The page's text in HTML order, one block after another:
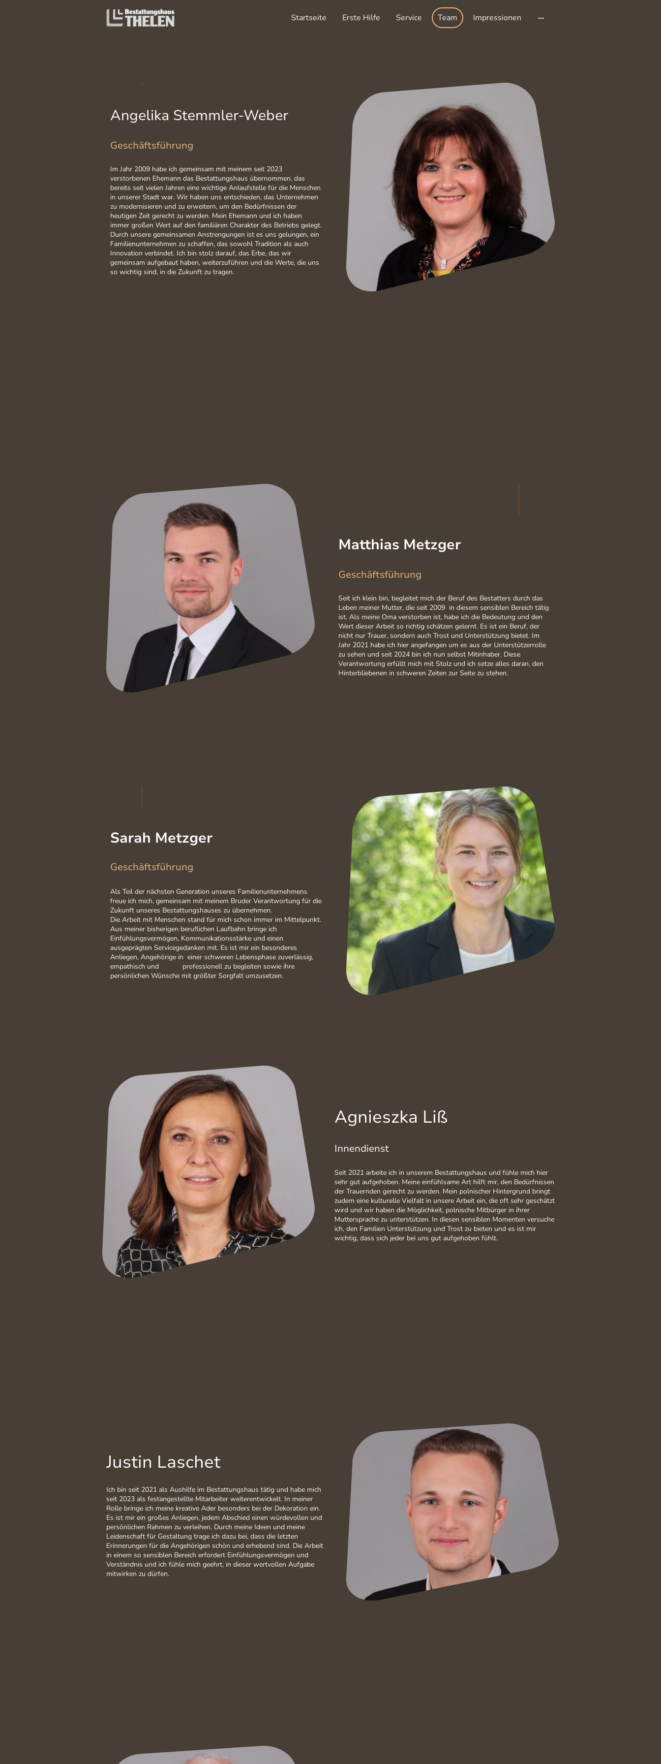
Startseite Erste Hilfe Service Team Impressionen
Angelika Stemmler-Weber
Geschäftsführung
Im Jahr 2009 habe ich gemeinsam mit meinem seit 2023
verstorbenen Ehemann das Bestattungshaus übernommen, das
bereits seit vielen Jahren eine wichtige Anlaufstelle für die Menschen
in unserer Stadt war. Wir haben uns entschieden, das Unternehmen
zu modernisieren und zu erweitern, um den Bedürfnissen der
heutigen Zeit gerecht zu werden. Mein Ehemann und ich haben
immer großen Wert auf den familiären Charakter des Betriebs gelegt.
Durch unsere gemeinsamen Anstrengungen ist es uns gelungen, ein
Familienunternehmen zu schaffen, das sowohl Tradition als auch
Innovation verbindet. Ich bin stolz darauf, das Erbe, das wir
gemeinsam aufgebaut haben, weiterzuführen und die Werte, die uns
so wichtig sind, in die Zukunft zu tragen.
Matthias Metzger
Geschäftsführung
Seit ich klein bin, begleitet mich der Beruf des Bestatters durch das
Leben meiner Mutter, die seit 2009 in diesem sensiblen Bereich tätig
ist. Als meine Oma verstorben ist, habe ich die Bedeutung und den
Wert dieser Arbeit so richtig schätzen gelernt. Es ist ein Beruf, der
nicht nur Trauer, sondern auch Trost und Unterstützung bietet. Im
Jahr 2021 habe ich hier angefangen um es aus der Unterstützerrolle
zu sehen und seit 2024 bin ich nun selbst Mitinhaber. Diese
Verantwortung erfüllt mich mit Stolz und ich setze alles daran, den
Hinterbliebenen in schweren Zeiten zur Seite zu stehen.
Sarah Metzger
Geschäftsführung
Als Teil der nächsten Generation unseres Familienunternehmens
freue ich mich, gemeinsam mit meinem Bruder Verantwortung für die
Zukunft unseres Bestattungshauses zu übernehmen.
Die Arbeit mit Menschen stand für mich schon immer im Mittelpunkt.
Aus meiner bisherigen beruflichen Laufbahn bringe ich
Einfühlungsvermögen, Kommunikationsstärke und einen
ausgeprägten Servicegedanken mit. Es ist mir ein besonderes
Anliegen, Angehörige in einer schweren Lebensphase zuverlässig,
empathisch und professionell zu begleiten sowie ihre
persönlichen Wünsche mit größter Sorgfalt umzusetzen.
Agnieszka Liß
Innendienst
Seit 2021 arbeite ich in unserem Bestattungshaus und fühle mich hier
sehr gut aufgehoben. Meine einfühlsame Art hilft mir, den Bedürfnissen
der Trauernden gerecht zu werden. Mein polnischer Hintergrund bringt
zudem eine kulturelle Vielfalt in unsere Arbeit ein, die oft sehr geschätzt
wird und wir haben die Möglichkeit, polnische Mitbürger in ihrer
Muttersprache zu unterstützen. In diesen sensiblen Momenten versuche
ich, den Familien Unterstützung und Trost zu bieten und es ist mir
wichtig, dass sich jeder bei uns gut aufgehoben fühlt.
Justin Laschet
Ich bin seit 2021 als Aushilfe im Bestattungshaus tätig und habe mich
seit 2023 als festangestellte Mitarbeiter weiterentwickelt. In meiner
Rolle bringe ich meine kreative Ader besonders bei der Dekoration ein.
Es ist mir ein großes Anliegen, jedem Abschied einen würdevollen und
persönlichen Rahmen zu verleihen. Durch meine Ideen und meine
Leidenschaft für Gestaltung trage ich dazu bei, dass die letzten
Erinnerungen für die Angehörigen schön und erhebend sind. Die Arbeit
in einem so sensiblen Bereich erfordert Einfühlungsvermögen und
Verständnis und ich fühle mich geehrt, in dieser wertvollen Aufgabe
mitwirken zu dürfen.